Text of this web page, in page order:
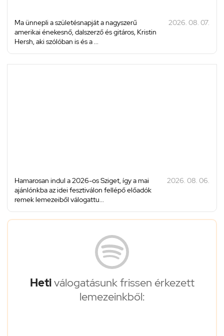
Ma ünnepli a születésnapját a nagyszerű
amerikai énekesnő, dalszerző és gitáros, Kristin
Hersh, aki szólóban is és a ...
2026. 08. 07.
Hamarosan indul a 2026-os Sziget, így a mai
ajánlónkba az idei fesztiválon fellépő előadók
remek lemezeiből válogattu...
2026. 08. 06.
Hetiválogatásunk frissen érkezett
lemezeinkből: